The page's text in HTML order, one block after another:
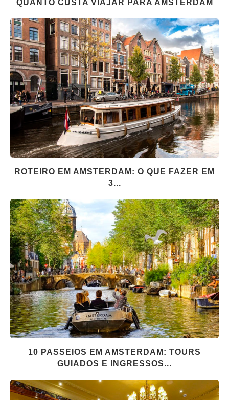
QUANTO CUSTA VIAJAR PARA AMSTERDAM
ROTEIRO EM AMSTERDAM: O QUE FAZER EM
3...
10 PASSEIOS EM AMSTERDAM: TOURS
GUIADOS E INGRESSOS...